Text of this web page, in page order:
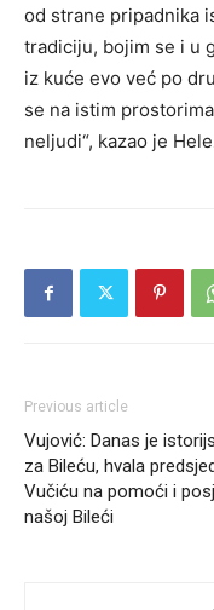
od strane pripadnika
tradiciju, bojim se i u
iz kuće evo već po
se na istim
neljudi“, kazao je
Previous article
Vujović: Danas je
za Bileću, hvala
Vučiću na pomoći i
našoj Bileći